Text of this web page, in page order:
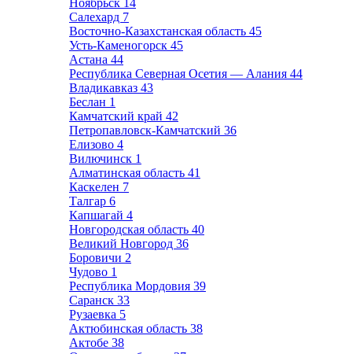
Ноябрьск 14
Салехард 7
Восточно-Казахстанская область 45
Усть-Каменогорск 45
Астана 44
Республика Северная Осетия — Алания 44
Владикавказ 43
Беслан 1
Камчатский край 42
Петропавловск-Камчатский 36
Елизово 4
Вилючинск 1
Алматинская область 41
Каскелен 7
Талгар 6
Капшагай 4
Новгородская область 40
Великий Новгород 36
Боровичи 2
Чудово 1
Республика Мордовия 39
Саранск 33
Рузаевка 5
Актюбинская область 38
Актобе 38